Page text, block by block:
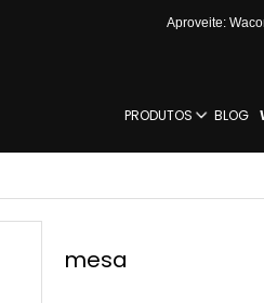
Aproveite:
PRODUTOS BLOG
mesa